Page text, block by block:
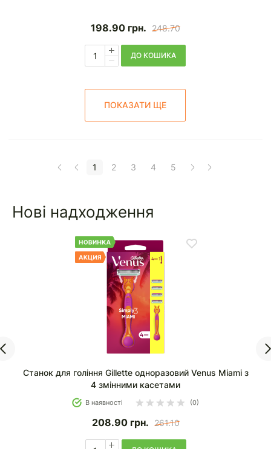
198.90 грн. 248.70
ДО КОШИКА
ПОКАЗАТИ ЩЕ
1 2 3 4 5
Нові надходження
Станки для гоління Gillette одноразові Venus 3
Sensitive Blue 6 шт
В наявності (0)
219.90 грн. 275.00